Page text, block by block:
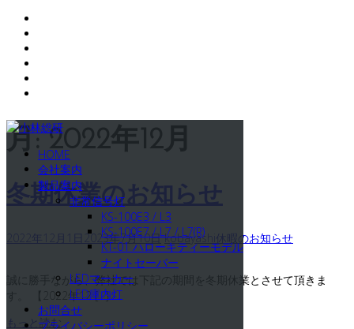
コ
ン
ツ
へ
HOME
会社案内
製品案内
非常信号灯
KS-100E3 / L3
KS-100E7 / L7 / L7(R)
KT-01 ハローキティーモデル
ナイトセーバー
LEDマーカー
LED庫内灯
お問合せ
プライバシーポリシー
月:2022年12月
冬期休業のお知らせ
2022年12月1日 2023年7月10日 kobayashi 休暇のお知らせ
誠に勝手ながら、弊社では下記の期間を冬期休業とさせて頂きま
す。 【2022年12 […]
もっと読む